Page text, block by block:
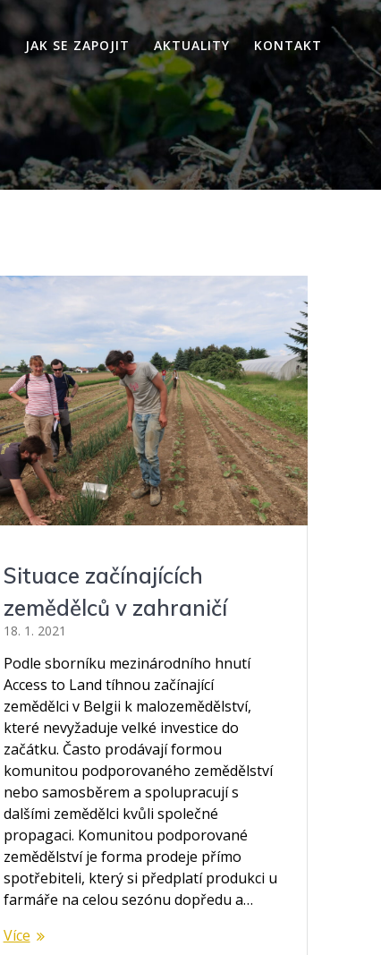
JAK SE ZAPOJIT AKTUALITY KONTAKT
Situace začínajících
zemědělců v zahraničí
18. 1. 2021
Podle sborníku mezinárodního hnutí
Access to Land tíhnou začínající
zemědělci v Belgii k malozemědělství,
které nevyžaduje velké investice do
začátku. Často prodávají formou
komunitou podporovaného zemědělství
nebo samosběrem a spolupracují s
dalšími zemědělci kvůli společné
propagaci. Komunitou podporované
zemědělství je forma prodeje přímo
spotřebiteli, který si předplatí produkci u
farmáře na celou sezónu dopředu a…
Více